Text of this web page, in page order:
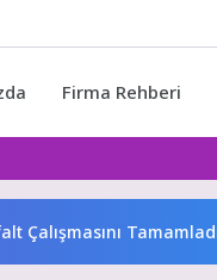
Firma Rehberi
Tamamladı